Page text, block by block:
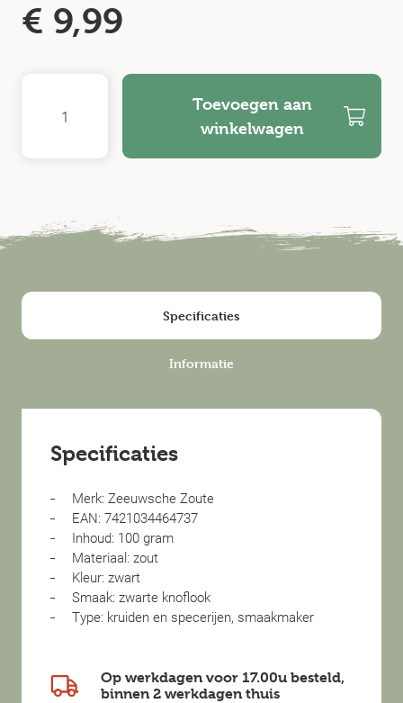
€ 9,99
Toevoegen aan
winkelwagen
Specificaties
Informatie
Specificaties
Merk: Zeeuwsche Zoute
EAN: 7421034464737
Inhoud: 100 gram
Materiaal: zout
Kleur: zwart
Smaak: zwarte knoflook
Type: kruiden en specerijen, smaakmaker
Op werkdagen voor 17.00u besteld,
binnen 2 werkdagen thuis